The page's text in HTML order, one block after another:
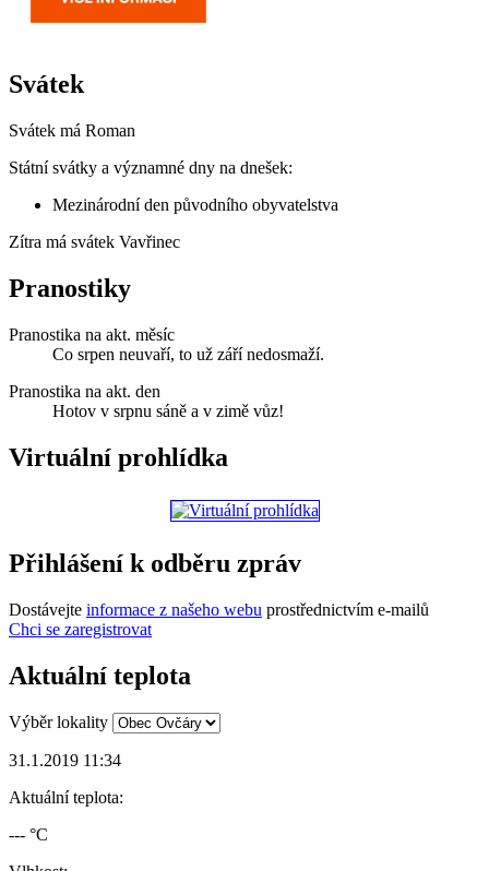
Svátek
Svátek má Roman
Státní svátky a významné dny na dnešek:
Mezinárodní den původního obyvatelstva
Zítra má svátek Vavřinec
Pranostiky
Pranostika na akt. měsíc
Co srpen neuvaří, to už září nedosmaží.
Pranostika na akt. den
Hotov v srpnu sáně a v zimě vůz!
Virtuální prohlídka
Přihlášení k odběru zpráv
Dostávejte informace z našeho webu prostřednictvím e-mailů
Chci se zaregistrovat
Aktuální teplota
Výběr lokality
31.1.2019 11:34
Aktuální teplota:
--- °C